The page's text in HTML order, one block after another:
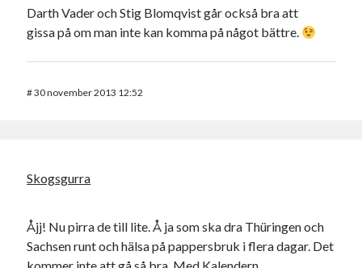
Darth Vader och Stig Blomqvist går också bra att
gissa på om man inte kan komma på något bättre.
#30 november 2013 12:52
Skogsgurra
Åjj! Nu pirra de till lite. Å ja som ska dra Thüringen och
Sachsen runt och hälsa på pappersbruk i flera dagar. Det